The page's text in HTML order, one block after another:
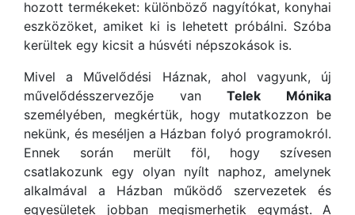
hozott termékeket: különböző nagyítókat, konyhai
eszközöket, amiket ki is lehetett próbálni. Szóba
kerültek egy kicsit a húsvéti népszokások is.
Mivel a Művelődési Háznak, ahol vagyunk, új
művelődésszervezője vanTelek Mónika
személyében, megkértük, hogy mutatkozzon be
nekünk, és meséljen a Házban folyó programokról.
Ennek során merült föl, hogy szívesen
csatlakozunk egy olyan nyílt naphoz, amelynek
alkalmával a Házban működő szervezetek és
egyesületek jobban megismerhetik egymást. A